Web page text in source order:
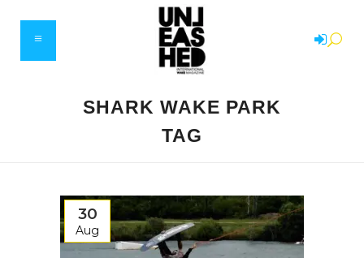
SHARK WAKE PARK
TAG
30
Aug